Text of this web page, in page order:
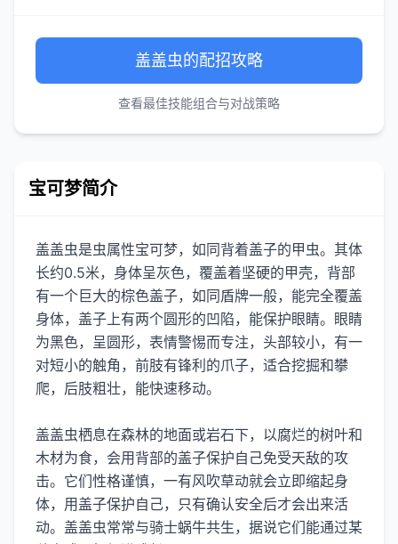
盖盖虫的配招攻略
查看最佳技能组合与对战策略
宝可梦简介
盖盖虫是虫属性宝可梦，如同背着盖子的甲虫。其体
长约0.5米，身体呈灰色，覆盖着坚硬的甲壳，背部
有一个巨大的棕色盖子，如同盾牌一般，能完全覆盖
身体，盖子上有两个圆形的凹陷，能保护眼睛。眼睛
为黑色，呈圆形，表情警惕而专注，头部较小，有一
对短小的触角，前肢有锋利的爪子，适合挖掘和攀
爬，后肢粗壮，能快速移动。
盖盖虫栖息在森林的地面或岩石下，以腐烂的树叶和
木材为食，会用背部的盖子保护自己免受天敌的攻
击。它们性格谨慎，一有风吹草动就会立即缩起身
体，用盖子保护自己，只有确认安全后才会出来活
动。盖盖虫常常与骑士蜗牛共生，据说它们能通过某